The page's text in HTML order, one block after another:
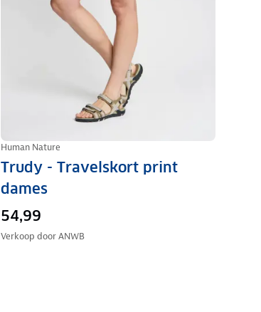
Human Nature
Trudy - Travelskort print
dames
54,99
Verkoop doorANWB